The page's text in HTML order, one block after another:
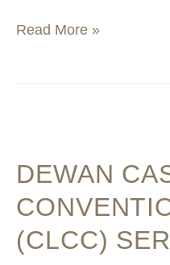
Read More »
DEWAN
(CLCC)
Lagenda
Centre
(CLCC)